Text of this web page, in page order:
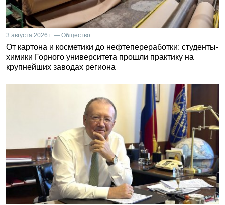
3 августа 2026 г. — Общество
От картона и косметики до нефтепереработки: студенты-
химики Горного университета прошли практику на
крупнейших заводах региона